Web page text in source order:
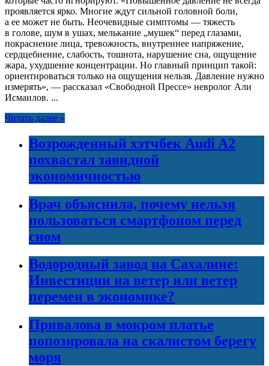
проявляется ярко. Многие ждут сильной головной боли,
а ее может не быть. Неочевидные симптомы — тяжесть
в голове, шум в ушах, мелькание „мушек“ перед глазами,
покраснение лица, тревожность, внутреннее напряжение,
сердцебиение, слабость, тошнота, нарушение сна, ощущение
жара, ухудшение концентрации. Но главный принцип такой:
ориентироваться только на ощущения нельзя. Давление нужно
измерять», — рассказал «Свободной Прессе» невролог Али
Исмаилов. ...
Читать далее »
Возрожденный хэтчбек Audi A2
похвастал завидной
экономичностью
Врач объяснила, почему нельзя
пользоваться смартфоном перед
сном
Водородный завод на Сахалине:
Инвестиции на ветер или ветер
перемен в экономике?
Привалова в мокром платье
попозировала на скалистом берегу
моря